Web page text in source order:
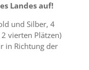
Landes auf!
und Silber, 4
vierten Plätzen)
in Richtung der